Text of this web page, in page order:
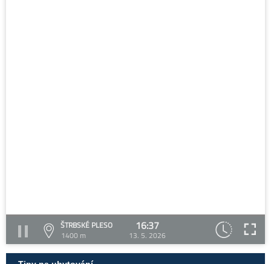
ŠTRBSKÉ PLESO
1400 m
16:37
13. 5. 2026